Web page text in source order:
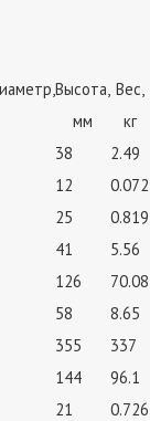
Высота,
мм
Вес,
кг
38
2.49
12
0.072
25
0.819
41
5.56
126
70.08
58
8.65
355
337
144
96.1
21
0.726